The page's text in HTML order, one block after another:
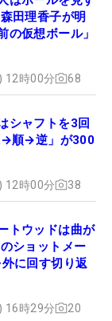
田理香子が明
の仮想ボール」
12時00分 68
シャフトを3回
→順→逆」が300
12時00分 38
トウッドは曲が
ショットメー
に回す切り返
16時29分 20